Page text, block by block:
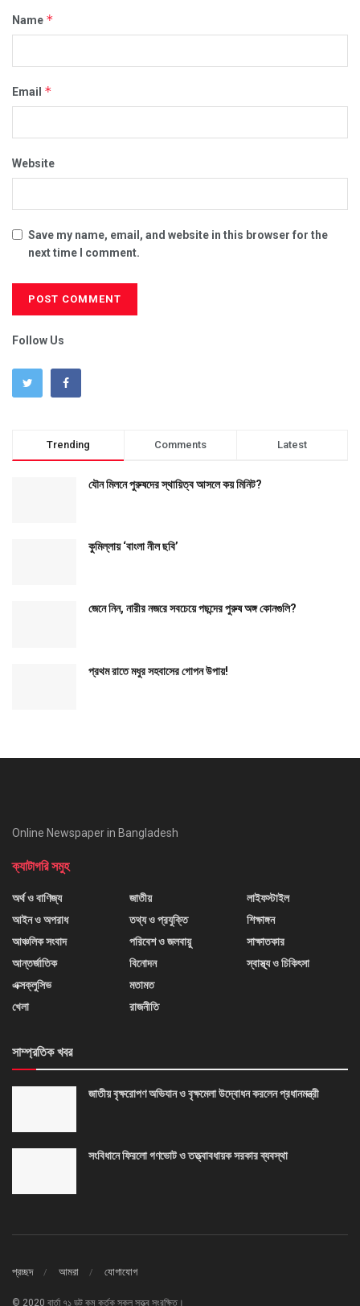
Name *
Email *
Website
Save my name, email, and website in this browser for the
next time I comment.
Follow Us
Trending Comments Latest
যৌন মিলনে পুরুষদের স্থায়িত্ব আসলে কয় মিনিট?
কুমিল্লায় ‘বাংলা নীল ছবি’
জেনে নিন, নারীর নজরে সবচেয়ে পছন্দের পুরুষ অঙ্গ কোনগুলি?
প্রথম রাতে মধুর সহবাসের গোপন উপায়!
Online Newspaper in Bangladesh
ক্যাটাগরি সমুহ
অর্থ ও বাণিজ্য
আইন ও অপরাধ
আঞ্চলিক সংবাদ
আন্তর্জাতিক
এক্সক্লুসিভ
খেলা
জাতীয়
তথ্য ও প্রযুক্তি
পরিবেশ ও জলবায়ু
বিনোদন
মতামত
রাজনীতি
লাইফস্টাইল
শিক্ষাঙ্গন
সাক্ষাতকার
স্বাস্থ্য ও চিকিৎসা
সাম্প্রতিক খবর
জাতীয় বৃক্ষরোপণ অভিযান ও বৃক্ষমেলা উদ্বোধন করলেন প্রধানমন্ত্রী
সংবিধানে ফিরলো গণভোট ও তত্ত্বাবধায়ক সরকার ব্যবস্থা
প্রচ্ছদ আমরা যোগাযোগ
© 2020 বার্তা ৭১ ডট কম কর্তৃক সকল সত্ত্ব সংরক্ষিত।